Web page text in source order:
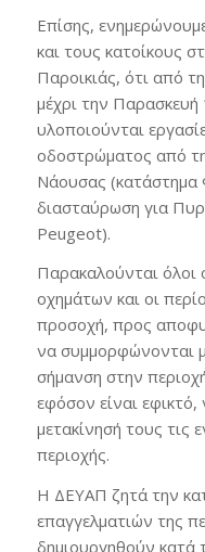
Επίσης,
και τους κατοίκους
Παροικιάς, ότι από
μέχρι την
υλοποιούνται
οδοστρώματος από
Νάουσας (κατάστημα
διασταύρωση για
Peugeot).
Παρακαλούνται όλοι
οχημάτων και οι
προσοχή, προς
να συμμορφώνονται
σήμανση στην
εφόσον είναι
μετακίνησή τους τις
περιοχής.
Η ΔΕΥΑΠ ζητά την
επαγγελματιών της
δημιουργηθούν κατά